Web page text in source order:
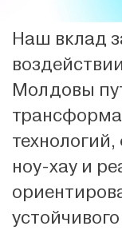
Наш вклад
Молдовы
ноу-хау и